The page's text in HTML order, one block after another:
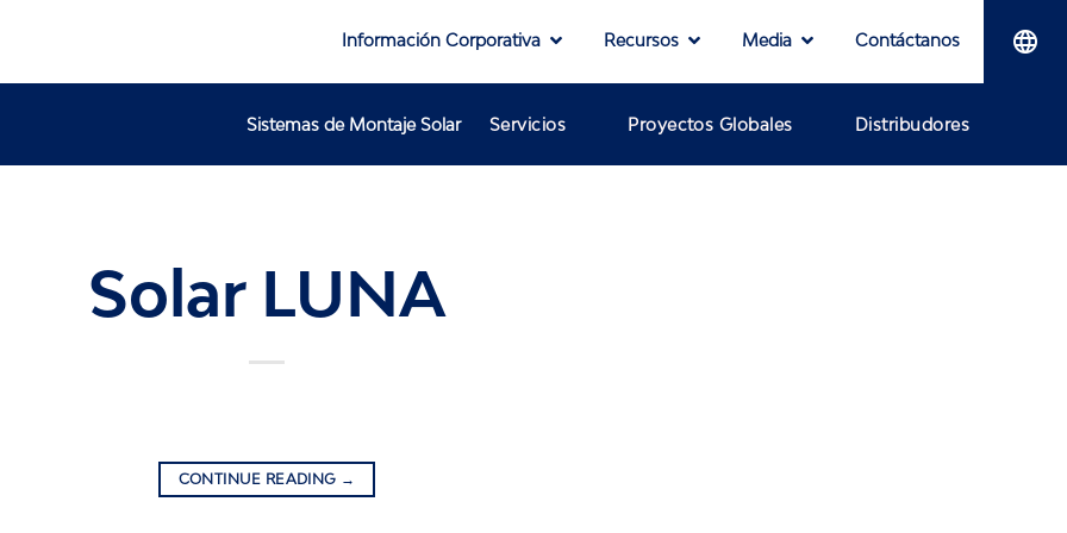
Información Corporativa Recursos Media Contáctanos
Sistemas de Montaje Solar Servicios Proyectos Globales Distribudores
Solar LUNA
CONTINUE READING →